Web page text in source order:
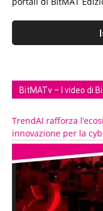
BitMATv – I video di
TrendAI rafforza
innovazione per la